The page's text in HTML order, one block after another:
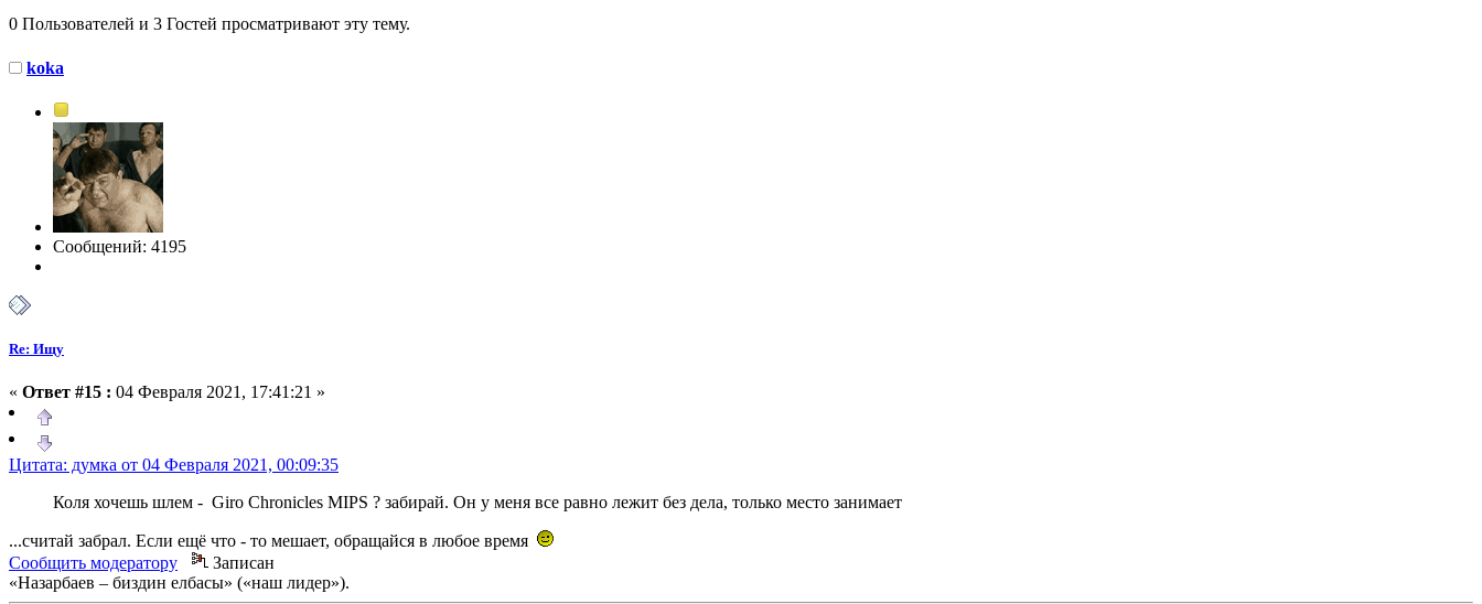
0 Пользователей и 3 Гостей просматривают эту тему.
koka
Сообщений: 4195
Re: Ищу
« Ответ #15 : 04 Февраля 2021, 17:41:21 »
Цитата: думка от 04 Февраля 2021, 00:09:35
Коля хочешь шлем - Giro Chronicles MIPS ? забирай. Он у меня все равно лежит без дела, только место занимает
...считай забрал. Если ещё что - то мешает, обращайся в любое время
Сообщить модератору
Записан
«Назарбаев – биздин елбасы» («наш лидер»).